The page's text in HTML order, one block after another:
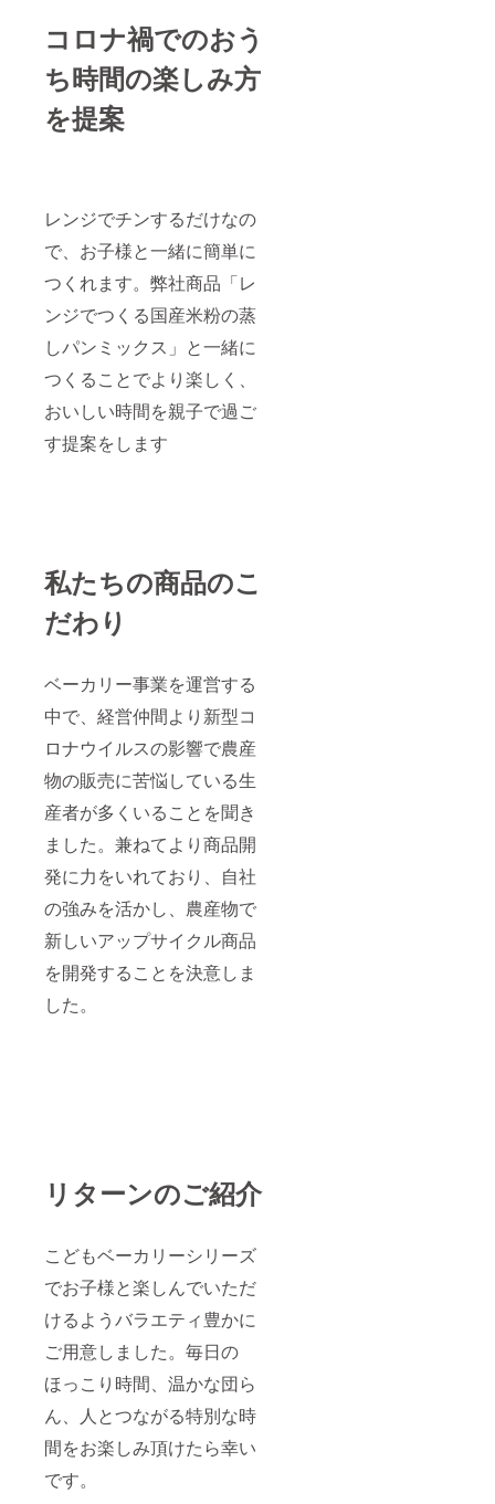
コロナ禍でのおう
ち時間の楽しみ方
を提案
レンジでチンするだけなの
で、お子様と一緒に簡単に
つくれます。弊社商品「レ
ンジでつくる国産米粉の蒸
しパンミックス」と一緒に
つくることでより楽しく、
おいしい時間を親子で過ご
す提案をします
私たちの商品のこ
だわり
ベーカリー事業を運営する
中で、経営仲間より新型コ
ロナウイルスの影響で農産
物の販売に苦悩している生
産者が多くいることを聞き
ました。兼ねてより商品開
発に力をいれており、自社
の強みを活かし、農産物で
新しいアップサイクル商品
を開発することを決意しま
した。
リターンのご紹介
こどもベーカリーシリーズ
でお子様と楽しんでいただ
けるようバラエティ豊かに
ご用意しました。毎日の
ほっこり時間、温かな団ら
ん、人とつながる特別な時
間をお楽しみ頂けたら幸い
です。